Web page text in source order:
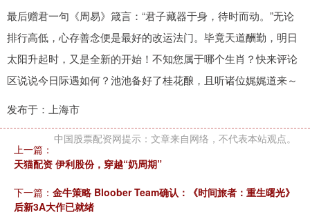
最后赠君一句《周易》箴言：“君子藏器于身，待时而动。”无论
排行高低，心存善念便是最好的改运法门。毕竟天道酬勤，明日
太阳升起时，又是全新的开始！不知您属于哪个生肖？快来评论
区说说今日际遇如何？池池备好了桂花酿，且听诸位娓娓道来～
发布于：上海市
中国股票配资网提示：文章来自网络，不代表本站观点。
上一篇：
天猫配资 伊利股份，穿越“奶周期”
下一篇： 金牛策略 Bloober Team确认：《时间旅者：重生曙光》
后新3A大作已就绪